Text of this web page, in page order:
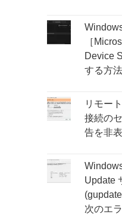
［
Device
する方法
リモー
接続の
告を非
Update
次のエ